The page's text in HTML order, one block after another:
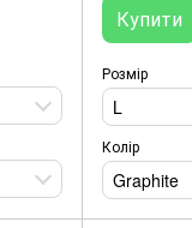
Купити
Розмір
L
Колір
Graphite